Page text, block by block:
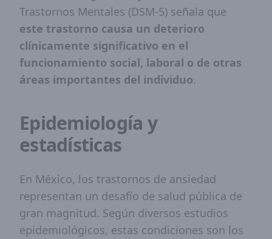
Trastornos Mentales (DSM-5) señala que
este trastorno causa un deterioro
clínicamente significativo en el
funcionamiento social, laboral o de otras
áreas importantes del individuo.
Epidemiología y
estadísticas
En México, los trastornos de ansiedad
representan un desafío de salud pública de
gran magnitud. Según diversos estudios
epidemiológicos, estas condiciones son los